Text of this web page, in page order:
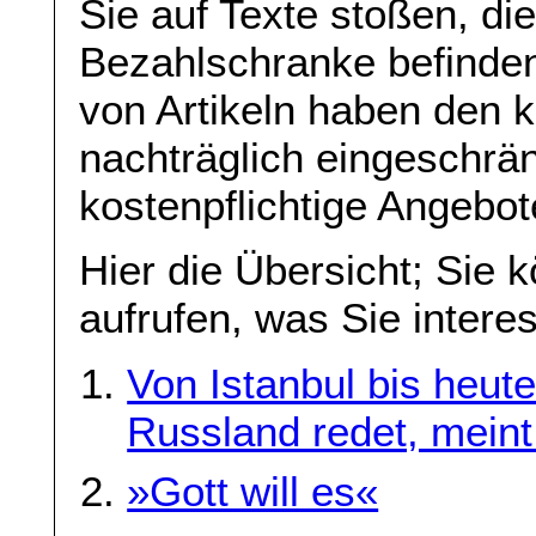
Sie auf Texte stoßen,
Bezahlschranke
von Artikeln haben den
nachträglich
kostenpflichtige
Hier die Übersicht; Sie
aufrufen, was Sie
Von Istanbul bis
Russland redet,
»Gott will es«